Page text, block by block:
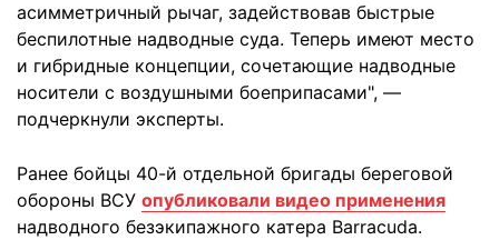
асимметричный рычаг, задействовав быстрые
беспилотные надводные суда. Теперь имеют место
и гибридные концепции, сочетающие надводные
носители с воздушными боеприпасами", —
подчеркнули эксперты.
Ранее бойцы 40-й отдельной бригады береговой
обороны ВСУ опубликовали видео применения
надводного безэкипажного катера Barracuda.